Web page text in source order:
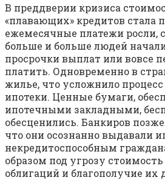
В преддверии кризиса
«плавающих» кредитов стала
ежемесячные платежи росли,
больше и больше людей
просрочки выплат или вовсе
платить. Одновременно в
жилье, что усложнило
ипотеки. Ценные бумаги,
ипотечными закладными,
обесценились. Банкиров
что они осознанно выдавали
некредитоспособным
образом под угрозу
облигаций и благополучие их